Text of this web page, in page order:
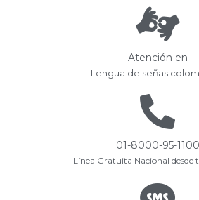
Atención en
Lengua de señas
01-8000-95-1100
Línea Gratuita Nacional desde